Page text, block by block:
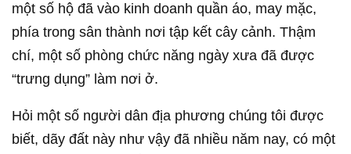
một số hộ đã vào kinh doanh quần áo, may mặc,
phía trong sân thành nơi tập kết cây cảnh. Thậm
chí, một số phòng chức năng ngày xưa đã được
“trưng dụng” làm nơi ở.
Hỏi một số người dân địa phương chúng tôi được
biết, dãy đất này như vậy đã nhiều năm nay, có một